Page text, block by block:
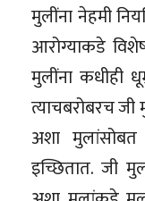
मुलींना नेहमी
आरोग्याकडे
मुलींना कधीही
त्याचबरोबरच
अशा
इच्छितात. जी